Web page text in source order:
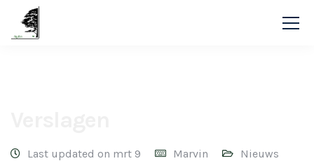
Last updated on mrt 9 Marvin Nieuws